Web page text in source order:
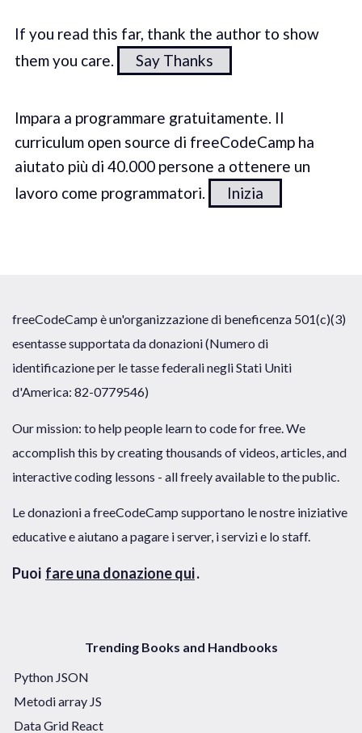
If you read this far, thank the author to show
them you care.
Say Thanks
Impara a programmare gratuitamente. Il
curriculum open source di freeCodeCamp ha
aiutato più di 40.000 persone a ottenere un
lavoro come programmatori.
Inizia
freeCodeCamp è un'organizzazione di beneficenza 501(c)(3)
esentasse supportata da donazioni (Numero di
identificazione per le tasse federali negli Stati Uniti
d'America: 82-0779546)
Our mission: to help people learn to code for free. We
accomplish this by creating thousands of videos, articles, and
interactive coding lessons - all freely available to the public.
Le donazioni a freeCodeCamp supportano le nostre iniziative
educative e aiutano a pagare i server, i servizi e lo staff.
Puoi fare una donazione qui.
Trending Books and Handbooks
Python JSON
Metodi array JS
Data Grid React